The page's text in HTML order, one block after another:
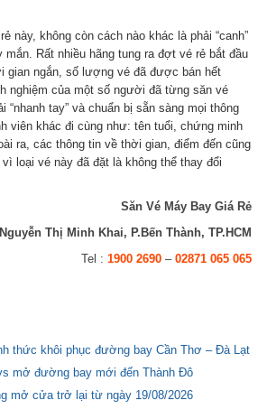
này, không còn cách nào khác là phải “canh”
Rất nhiều hãng tung ra đợt vé rẻ bắt đầu
gian ngắn, số lượng vé đã được bán hết
nghiệm của một số người đã từng săn vé
“nhanh tay” và chuẩn bị sẵn sàng mọi thông
viên khác đi cùng như: tên tuổi, chứng minh
ra, các thông tin về thời gian, điểm đến cũng
loại vé này đã đặt là không thể thay đổi
Săn Vé Máy Bay Giá Rẻ
Thị Minh Khai, P.Bến Thành, TP.HCM
Tel : 1900 2690– 02871 065 065
thức khôi phục đường bay Cần Thơ – Đà Lạt
mở đường bay mới đến Thành Đô
mở cửa trở lại từ ngày 19/08/2026